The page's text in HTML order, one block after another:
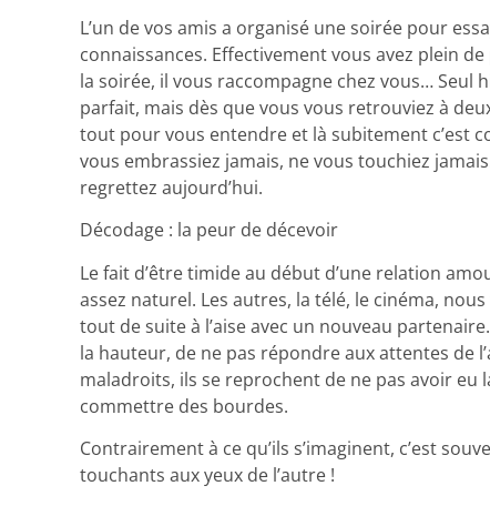
L’un de vos amis a organisé une soirée pour
connaissances. Effectivement vous avez plein
la soirée, il vous raccompagne chez vous… Seul
parfait, mais dès que vous vous retrouviez à
tout pour vous entendre et là subitement c’est
vous embrassiez jamais, ne vous touchiez
regrettez aujourd’hui.
Décodage : la peur de décevoir
Le fait d’être timide au début d’une relation
assez naturel. Les autres, la télé, le cinéma,
tout de suite à l’aise avec un nouveau
la hauteur, de ne pas répondre aux attentes de
maladroits, ils se reprochent de ne pas avoir
commettre des bourdes.
Contrairement à ce qu’ils s’imaginent, c’est
touchants aux yeux de l’autre !